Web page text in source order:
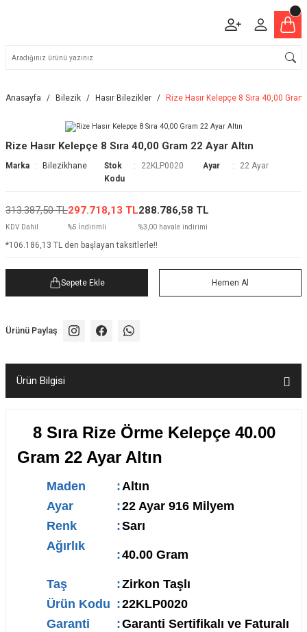
Anasayfa Bilezik Hasır Bilezikler Rize Hasır Kelepçe 8 Sıra 40,00
Rize Hasır Kelepçe 8 Sıra 40,00 Gram 22 Ayar Altın
Marka Bilezikhane
Stok
Kodu
22KLP0020 Ayar 22 Ayar
313.387,50 TL
KDV Dahil
297.718,13 TL
%5 İndirimli
288.786,58 TL
%3,00 havale indirimi
*106.186,13 TL den başlayan taksitlerle!!
Sepete Ekle Hemen Al
Ürünü Paylaş
Ürün Bilgisi
8 Sıra Rize Örme Kelepçe 40.00
Gram 22 Ayar Altın
Maden :Altın
Ayar
:22 Ayar 916 Milyem
Renk
:Sarı
Ağırlık
:40.00 Gram
Taş :Zirkon Taşlı
Ürün Kodu :22KLP0020
Garanti
:Garanti Sertifikalı ve Faturalı